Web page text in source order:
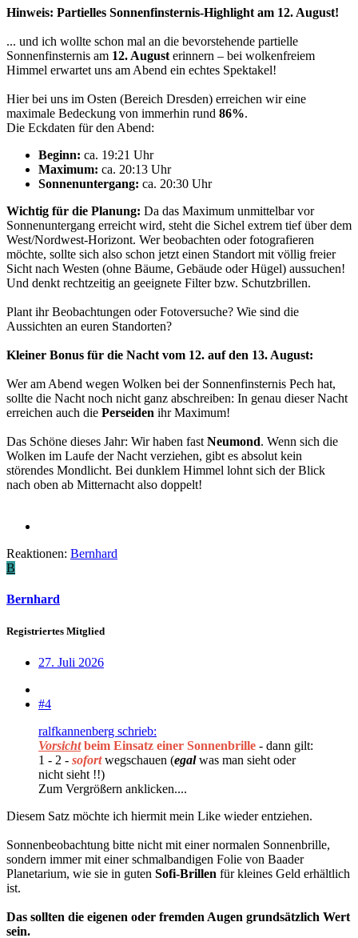
Hinweis: Partielles Sonnenfinsternis-Highlight am 12. August!
... und ich wollte schon mal an die bevorstehende partielle
Sonnenfinsternis am 12. August erinnern – bei wolkenfreiem
Himmel erwartet uns am Abend ein echtes Spektakel!
Hier bei uns im Osten (Bereich Dresden) erreichen wir eine
maximale Bedeckung von immerhin rund 86%.
Die Eckdaten für den Abend:
Beginn: ca. 19:21 Uhr
Maximum: ca. 20:13 Uhr
Sonnenuntergang: ca. 20:30 Uhr
Wichtig für die Planung: Da das Maximum unmittelbar vor
Sonnenuntergang erreicht wird, steht die Sichel extrem tief über dem
West/Nordwest-Horizont. Wer beobachten oder fotografieren
möchte, sollte sich also schon jetzt einen Standort mit völlig freier
Sicht nach Westen (ohne Bäume, Gebäude oder Hügel) aussuchen!
Und denkt rechtzeitig an geeignete Filter bzw. Schutzbrillen.
Plant ihr Beobachtungen oder Fotoversuche? Wie sind die
Aussichten an euren Standorten?
Kleiner Bonus für die Nacht vom 12. auf den 13. August:
Wer am Abend wegen Wolken bei der Sonnenfinsternis Pech hat,
sollte die Nacht noch nicht ganz abschreiben: In genau dieser Nacht
erreichen auch die Perseiden ihr Maximum!
Das Schöne dieses Jahr: Wir haben fast Neumond. Wenn sich die
Wolken im Laufe der Nacht verziehen, gibt es absolut kein
störendes Mondlicht. Bei dunklem Himmel lohnt sich der Blick
nach oben ab Mitternacht also doppelt!
Reaktionen: Bernhard
B
Bernhard
Registriertes Mitglied
27. Juli 2026
#4
ralfkannenberg schrieb:
Vorsichtbeim Einsatz einer Sonnenbrille - dann gilt:
1 - 2 - sofortwegschauen (egalwas man sieht oder
nicht sieht !!)
Zum Vergrößern anklicken....
Diesem Satz möchte ich hiermit mein Like wieder entziehen.
Sonnenbeobachtung bitte nicht mit einer normalen Sonnenbrille,
sondern immer mit einer schmalbandigen Folie von Baader
Planetarium, wie sie in guten Sofi-Brillen für kleines Geld erhältlich
ist.
Das sollten die eigenen oder fremden Augen grundsätzlich Wert
sein.